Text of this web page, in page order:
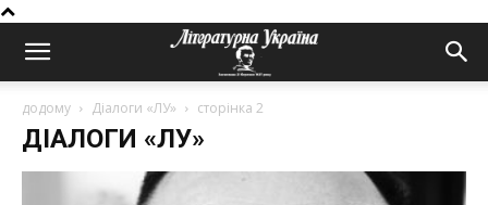
додому Діалоги «ЛУ» сторінка 2
ДІАЛОГИ «ЛУ»